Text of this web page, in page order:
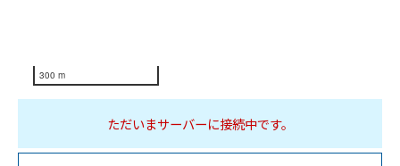
300 m
ただいまサーバーに接続中です。